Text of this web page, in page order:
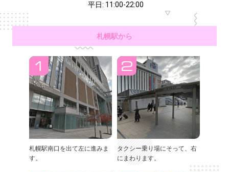
平日: 11:00-22:00
札幌駅から
札幌駅南口を出て左に進みま
す。
タクシー乗り場にそって、右
にまわります。